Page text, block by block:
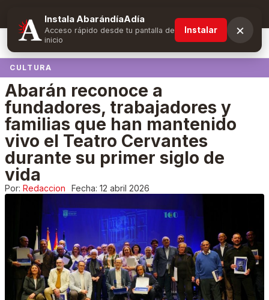
Suscríbete y obtén ventajas exclusivas
CULTURA
Abarán reconoce a
fundadores, trabajadores y
familias que han mantenido
vivo el Teatro Cervantes
durante su primer siglo de
vida
Por: Redaccion Fecha: 12 abril 2026
Instala AbarándíaAdía
Acceso rápido desde tu pantalla de
inicio
Instalar ×